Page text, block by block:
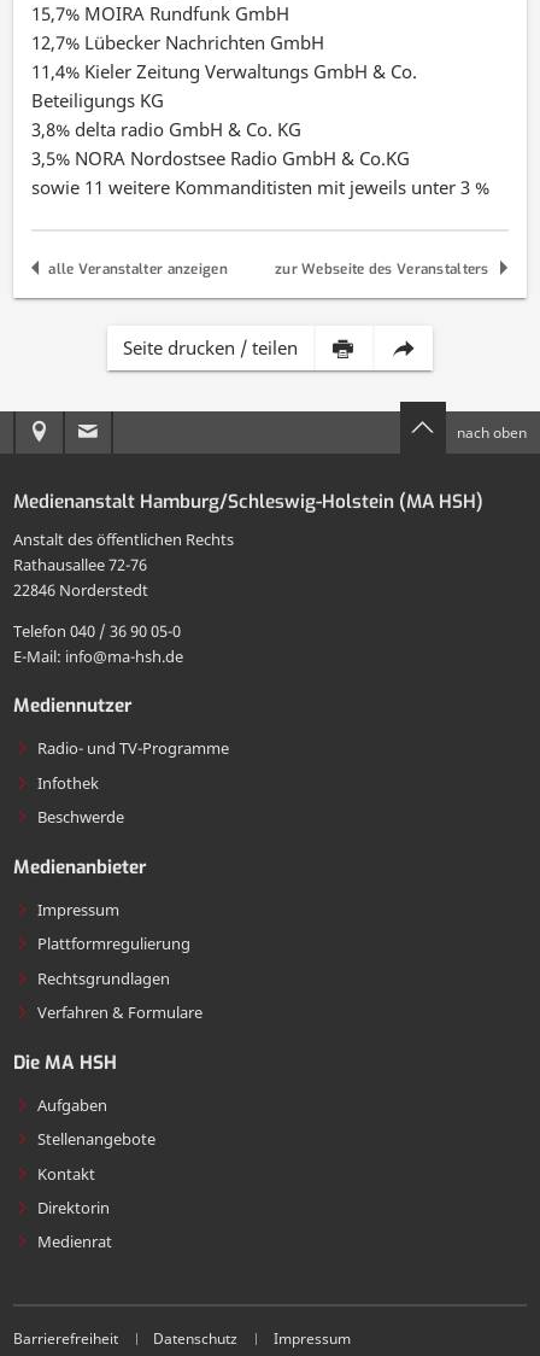
15,7% MOIRA Rundfunk GmbH
12,7% Lübecker Nachrichten GmbH
11,4% Kieler Zeitung Verwaltungs GmbH & Co.
Beteiligungs KG
3,8% delta radio GmbH & Co. KG
3,5% NORA Nordostsee Radio GmbH & Co.KG
sowie 11 weitere Kommanditisten mit jeweils unter 3 %
alle Veranstalter anzeigen zur Webseite des Veranstalters
Seite drucken / teilen
Inhalt Diese
per
Anreise
MA
HSH
an
die
MA
HSH
nach oben
Medienanstalt Hamburg/Schleswig-Holstein (MA HSH)
Anstalt des öffentlichen Rechts
Rathausallee 72-76
22846 Norderstedt
Telefon 040 / 36 90 05-0
E-Mail: info@ma-hsh.de
Mediennutzer
Radio- und TV-Programme
Infothek
Beschwerde
Medienanbieter
Impressum
Plattformregulierung
Rechtsgrundlagen
Verfahren & Formulare
Die MA HSH
Aufgaben
Stellenangebote
Kontakt
Direktorin
Medienrat
Barrierefreiheit Datenschutz Impressum